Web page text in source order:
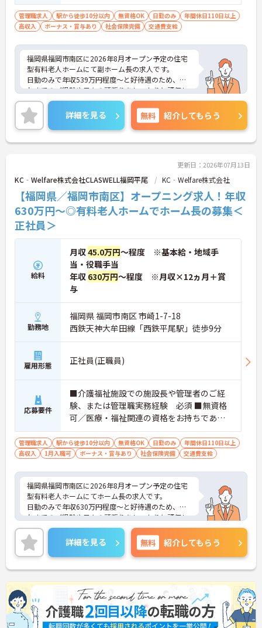
ば尚可
管理職求人 駅から徒歩10分以内 無資格OK 日勤のみ
年間休日110日以上
高収入
ボーナス・賞与あり 社会保険完備 交通費支給
福岡県福岡市南区に2026年8月オープン予定の住宅
型有料老人ホームにて副ホーム長の求人です。
日勤のみで年収539万円程度～と好待遇のため、こ
れまでのご経験や日々の頑張りをしっかりと評価し
ていただけます。
また、特別休暇の付与があるなど休暇制度も整って
いるため、プライベートの時間も充実させることが
できます。
ご興味のある方には、面接対策ポイントなど、さら
詳細を見る 無料 紹介してもらう
更新日：2026年07月13日
KC‐Welfare株式会社CLASWELL福岡平尾 KC‐Welfare株式会社
【福岡県／福岡市南区】オープニング求人！年収
630万円～◎有料老人ホームでホーム長の募集＜
正社員＞
給料
月収45.0万円～程度 ※基本給・地域手
当・役職手当
年収 630万円～程度 ※月収×12ヵ月＋賞
与
勤務地
福岡県 福岡市南区 市崎1-7-18
西鉄天神大牟田線「西鉄平尾駅」徒歩9分
雇用形態 正社員(正職員)
応募要件
■介護福祉施設での施設長や管理者のご経
験、または管理職実務経験 必須 ■無資格
可／医療・福祉関連の資格をお持ちであれ
ば尚可
管理職求人 駅から徒歩10分以内 無資格OK 日勤のみ
年間休日110日以上
高収入
1月入職可 ボーナス・賞与あり 社会保険完備 交通費支給
福岡県福岡市南区に2026年8月オープン予定の住宅
型有料老人ホームにてホーム長の求人です。
日勤のみで年収630万円程度～と好待遇のため、こ
れまでのご経験や日々の頑張りをしっかりと評価し
ていただけます。
また、特別休暇の付与があるなど休暇制度も整って
いるため、プライベートの時間も充実させることが
できます。
ご興味のある方には、面接対策ポイントなど、さら
に詳細をご案内しますのでお気軽にご相談くださ
い！
詳細を見る 無料 紹介してもらう